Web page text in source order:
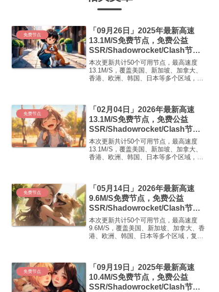
免费节点
「09月26日」2025年最新高速
13.1M/S免费节点，免费公益
SSR/Shadowrocket/Clash节
点/v2ray节点|免费订阅|免费梯子
本次更新共计50个可用节点，最高速度
13.1M/S，覆盖美国、新加坡、加拿大、
香港、欧洲、韩国、日本等多个区域，复
制 ...
免费节点
「02月04日」2026年最新高速
13.1M/S免费节点，免费公益
SSR/Shadowrocket/Clash节
点/v2ray节点|免费订阅|免费梯子|
免费机场
本次更新共计50个可用节点，最高速度
13.1M/S，覆盖美国、新加坡、加拿大、
香港、欧洲、韩国、日本等多个区域，复
FR666)...
免费节点
「05月14日」2026年最新高速
9.6M/S免费节点，免费公益
SSR/Shadowrocket/Clash节
点/v2ray节点|免费订阅|免费梯子|
免费机场
本次更新共计50个可用节点，最高速度
9.6M/S，覆盖美国、新加坡、加拿大、香
港、欧洲、韩国、日本等多个区域，复制
免费节点
「09月19日」2025年最新高速
10.4M/S免费节点，免费公益
SSR/Shadowrocket/Clash节